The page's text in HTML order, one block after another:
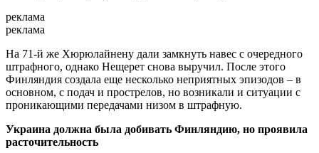
реклама
реклама
На 71-й же Хюрюлайнену дали замкнуть навес с очередного
штрафного, однако Нещерет снова выручил. После этого
Финляндия создала еще несколько неприятных эпизодов – в
основном, с подач и прострелов, но возникали и ситуации с
проникающими передачами низом в штрафную.
Украина должна была добивать Финляндию, но проявила
расточительность